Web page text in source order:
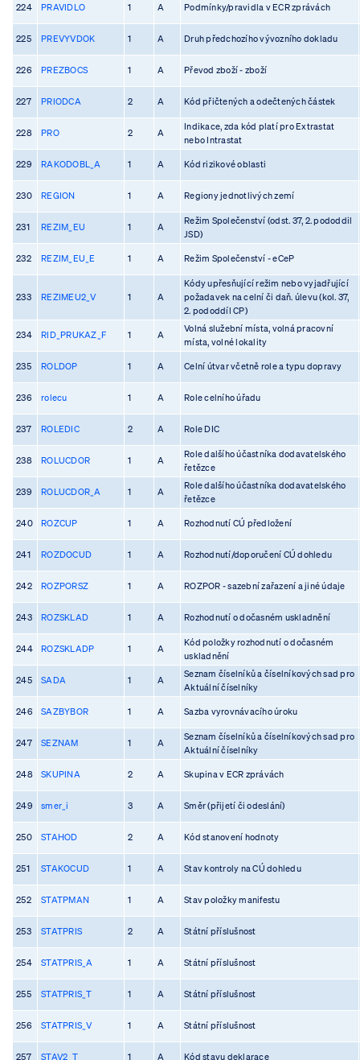
224 PRAVIDLO 1 A Podmínky/pravidla v ECR zprávách
225 PREVYVDOK 1 A Druh předchozího vývozního dokladu
226 PREZBOCS 1 A Převod zboží - zboží
227 PRIODCA 2 A Kód přičtených a odečtených částek
228 PRO 2 A
Indikace, zda kód platí pro Extrastat
nebo Intrastat
229 RAKODOBL_A 1 A Kód rizikové oblasti
230 REGION 1 A Regiony jednotlivých zemí
231 REZIM_EU 1 A
Režim Společenství (odst. 37, 2. pododdil
JSD)
232 REZIM_EU_E 1 A Režim Společenství - eCeP
233 REZIMEU2_V 1 A
Kódy upřesňující režim nebo vyjadřující
požadavek na celní či daň. úlevu (kol. 37,
2. pododdíl CP)
234 RID_PRUKAZ_F 1 A
Volná služební místa, volná pracovní
místa, volné lokality
235 ROLDOP 1 A Celní útvar včetně role a typu dopravy
236 rolecu 1 A Role celního úřadu
237 ROLEDIC 2 A Role DIC
238 ROLUCDOR 1 A
Role dalšího účastníka dodavatelského
řetězce
239 ROLUCDOR_A 1 A
Role dalšího účastníka dodavatelského
řetězce
240 ROZCUP 1 A Rozhodnutí CÚ předložení
241 ROZDOCUD 1 A Rozhodnutí/doporučení CÚ dohledu
242 ROZPORSZ 1 A ROZPOR - sazební zařazení a jiné údaje
243 ROZSKLAD 1 A Rozhodnutí o dočasném uskladnění
244 ROZSKLADP 1 A
Kód položky rozhodnutí o dočasném
uskladnění
245 SADA 1 A
Seznam číselníků a číselníkových sad pro
Aktuální číselníky
246 SAZBYBOR 1 A Sazba vyrovnávacího úroku
247 SEZNAM 1 A
Seznam číselníků a číselníkových sad pro
Aktuální číselníky
248 SKUPINA 2 A Skupina v ECR zprávách
249 smer_i 3 A Směr (přijetí či odeslání)
250 STAHOD 2 A Kód stanovení hodnoty
251 STAKOCUD 1 A Stav kontroly na CÚ dohledu
252 STATPMAN 1 A Stav položky manifestu
253 STATPRIS 2 A Státní příslušnost
254 STATPRIS_A 1 A Státní příslušnost
255 STATPRIS_T 1 A Státní příslušnost
256 STATPRIS_V 1 A Státní příslušnost
257 STAV2_T 1 A Kód stavu deklarace